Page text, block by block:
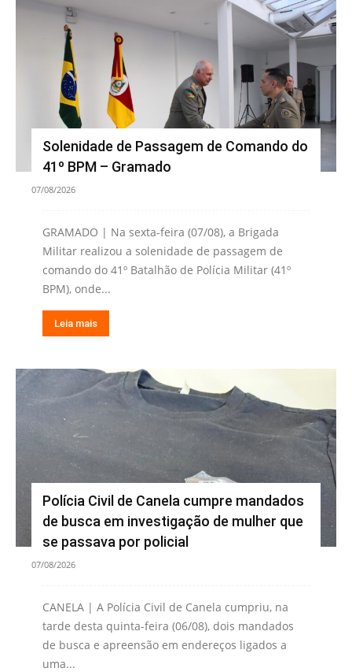
Solenidade de Passagem de Comando do
41º BPM – Gramado
07/08/2026
GRAMADO | Na sexta-feira (07/08), a Brigada
Militar realizou a solenidade de passagem de
comando do 41º Batalhão de Polícia Militar (41º
BPM), onde...
Leia mais
Polícia Civil de Canela cumpre mandados
de busca em investigação de mulher que
se passava por policial
07/08/2026
CANELA | A Polícia Civil de Canela cumpriu, na
tarde desta quinta-feira (06/08), dois mandados
de busca e apreensão em endereços ligados a
uma...